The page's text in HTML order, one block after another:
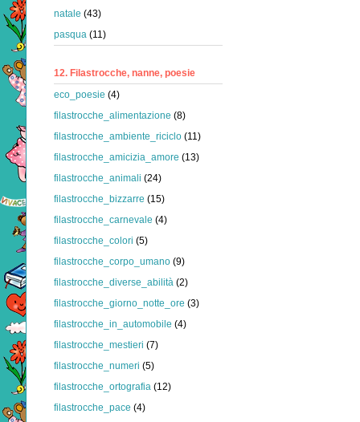
natale (43)
pasqua (11)
12. Filastrocche, nanne, poesie
eco_poesie (4)
filastrocche_alimentazione (8)
filastrocche_ambiente_riciclo (11)
filastrocche_amicizia_amore (13)
filastrocche_animali (24)
filastrocche_bizzarre (15)
filastrocche_carnevale (4)
filastrocche_colori (5)
filastrocche_corpo_umano (9)
filastrocche_diverse_abilità (2)
filastrocche_giorno_notte_ore (3)
filastrocche_in_automobile (4)
filastrocche_mestieri (7)
filastrocche_numeri (5)
filastrocche_ortografia (12)
filastrocche_pace (4)